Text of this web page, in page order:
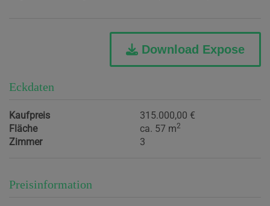
Download Expose
Eckdaten
Kaufpreis
315.000,00 €
Fläche
ca. 57 m2
Zimmer 3
Preisinformation